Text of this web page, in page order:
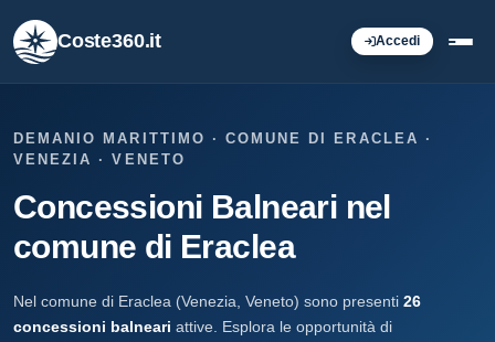
Coste360.it Accedi
DEMANIO MARITTIMO · COMUNE DI ERACLEA ·
VENEZIA · VENETO
Concessioni Balneari nel
comune di Eraclea
Nel comune di Eraclea (Venezia, Veneto) sono presenti 26
concessioni balneari attive. Esplora le opportunità di